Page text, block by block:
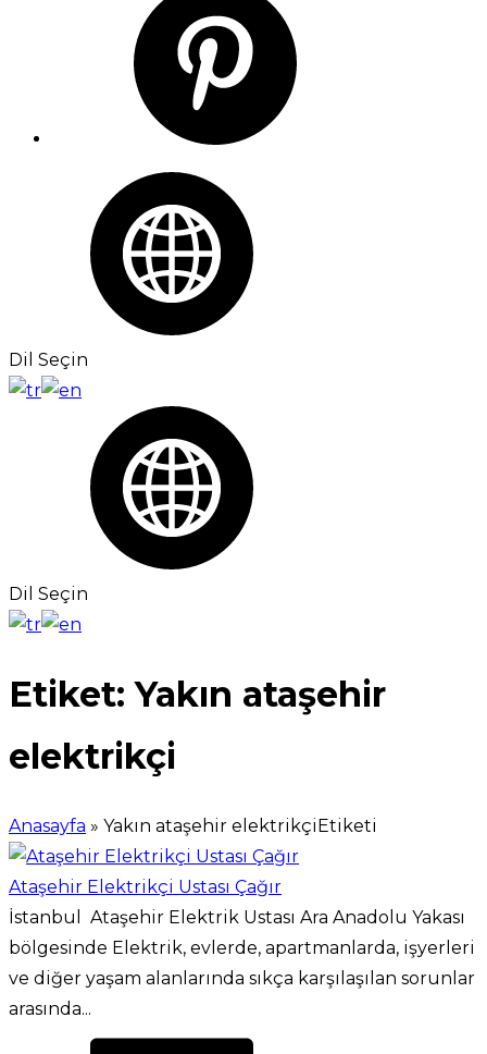
Dil Seçin
Dil Seçin
Etiket:Yakın ataşehir
elektrikçi
Anasayfa » Yakın ataşehir elektrikçiEtiketi
Ataşehir Elektrikçi Ustası Çağır
İstanbul Ataşehir Elektrik Ustası Ara Anadolu Yakası
bölgesinde Elektrik, evlerde, apartmanlarda, işyerleri
ve diğer yaşam alanlarında sıkça karşılaşılan sorunlar
arasında...